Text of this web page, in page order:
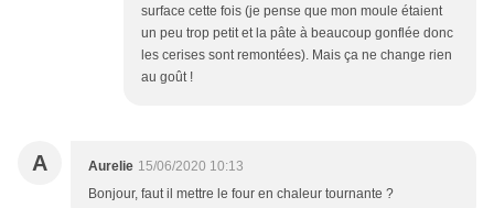
surface cette fois (je pense que mon moule étaient
un peu trop petit et la pâte à beaucoup gonflée donc
les cerises sont remontées). Mais ça ne change rien
au goût !
A Aurelie 15/06/2020 10:13
Bonjour, faut il mettre le four en chaleur tournante ?